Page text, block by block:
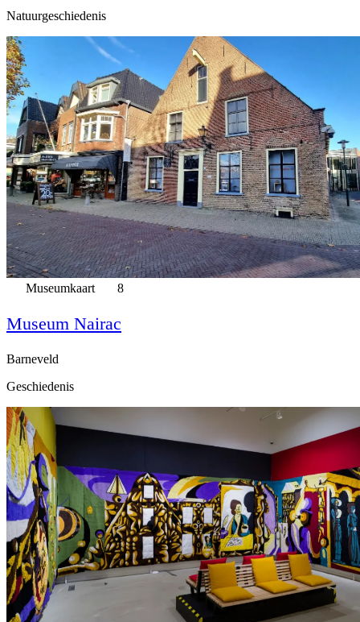
Natuurgeschiedenis
Museumkaart 8
Museum Nairac
Barneveld
Geschiedenis